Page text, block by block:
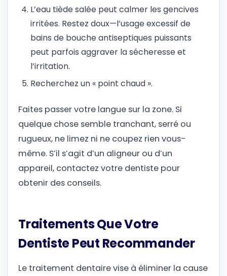
L’eau tiède salée peut calmer les gencives
irritées. Restez doux—l’usage excessif de
bains de bouche antiseptiques puissants
peut parfois aggraver la sécheresse et
l’irritation.
Recherchez un « point chaud ».
Faites passer votre langue sur la zone. Si
quelque chose semble tranchant, serré ou
rugueux, ne limez ni ne coupez rien vous-
même. S’il s’agit d’un aligneur ou d’un
appareil, contactez votre dentiste pour
obtenir des conseils.
Traitements Que Votre
Dentiste Peut Recommander
Le traitement dentaire vise à éliminer la cause